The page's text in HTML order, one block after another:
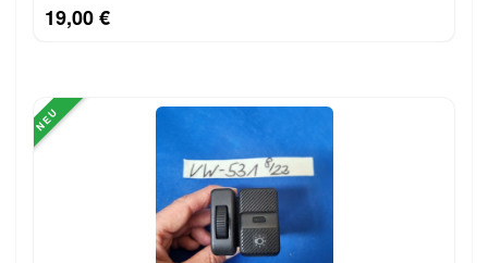
19,00 €
NEU